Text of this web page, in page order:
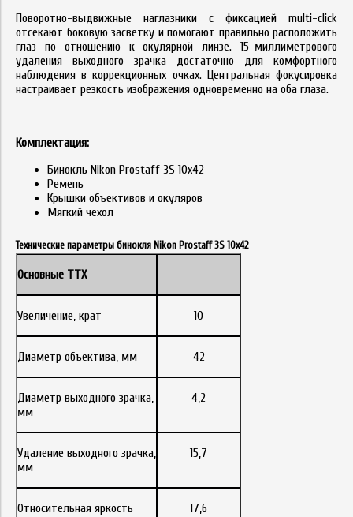
Поворотно-выдвижные наглазники с фиксацией multi-click
отсекают боковую засветку и помогают правильно расположить
глаз по отношению к окулярной линзе. 15-миллиметрового
удаления выходного зрачка достаточно для комфортного
наблюдения в коррекционных очках. Центральная фокусировка
настраивает резкость изображения одновременно на оба глаза.
Комплектация:
Бинокль Nikon Prostaff 3S 10x42
Ремень
Крышки объективов и окуляров
Мягкий чехол
Технические параметры бинокля Nikon Prostaff 3S 10x42
Основные ТТХ
Увеличение, крат 10
Диаметр объектива, мм 42
Диаметр выходного зрачка,
мм
4,2
Удаление выходного зрачка,
мм
15,7
Относительная яркость 17,6